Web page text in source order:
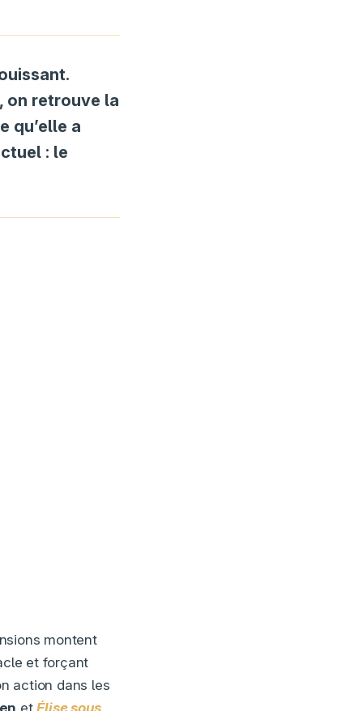
on retrouve la
qu’elle a
: le
montent
et forçant
action dans les
etÉlise sous